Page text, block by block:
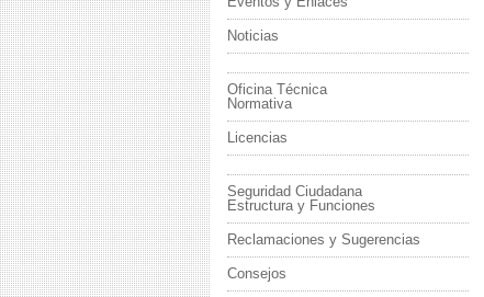
Noticias
Oficina Técnica
Normativa
Licencias
Seguridad Ciudadana
Estructura y Funciones
Reclamaciones y Sugerencias
Consejos